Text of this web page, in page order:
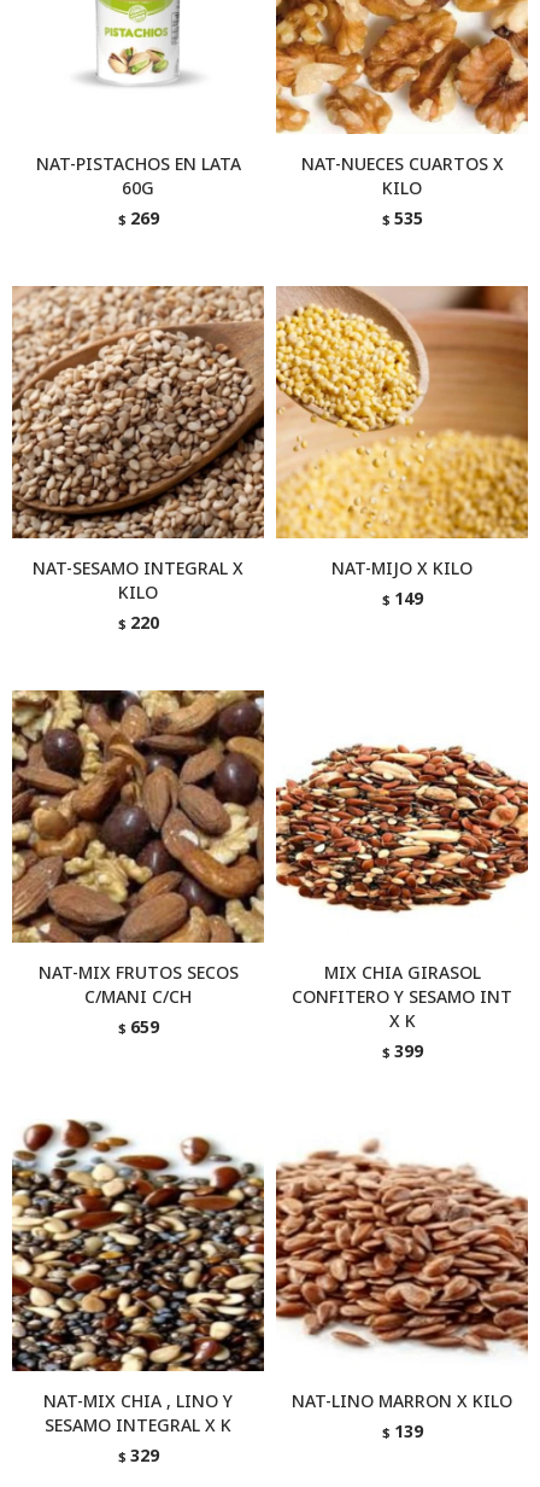
NAT-PISTACHOS EN LATA
60G
$ 269
NAT-NUECES CUARTOS X
KILO
$ 535
NAT-SESAMO INTEGRAL X
KILO
$ 220
NAT-MIJO X KILO
$ 149
NAT-MIX FRUTOS SECOS
C/MANI C/CH
$ 659
MIX CHIA GIRASOL
CONFITERO Y SESAMO INT
X K
$ 399
NAT-MIX CHIA , LINO Y
SESAMO INTEGRAL X K
$ 329
NAT-LINO MARRON X KILO
$ 139